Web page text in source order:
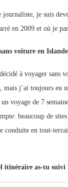
je suis
en 2009 et où je
voiture en
à voyager sans
mais j’ai toujours eu
voyage de 7
beaucoup de
conduite en tout-
itinéraire as-tu suivi